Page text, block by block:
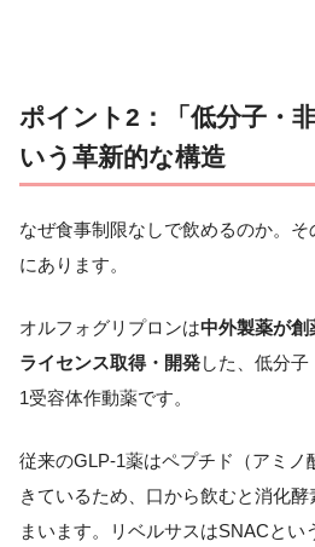
ポイント2：「低分子・
いう革新的な構造
なぜ食事制限なしで飲めるのか。そ
にあります。
オルフォグリプロンは中外製薬が創
ライセンス取得・開発した、低分
1受容体作動薬です。
従来のGLP-1薬はペプチド（アミノ
きているため、口から飲むと消化
まいます。リベルサスはSNACとい